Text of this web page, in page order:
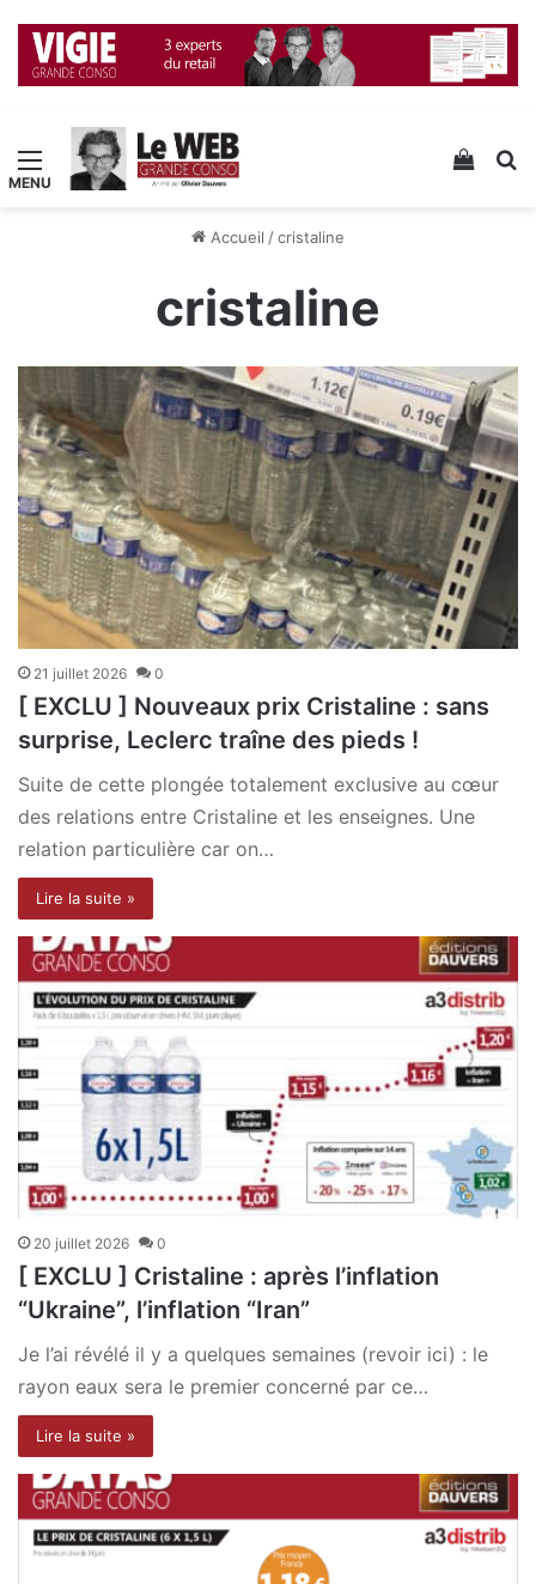
Menu Voir
Accueil /cristaline
cristaline
21 juillet 2026 0
[ EXCLU ] Nouveaux prix Cristaline : sans
surprise, Leclerc traîne des pieds !
Suite de cette plongée totalement exclusive au cœur
des relations entre Cristaline et les enseignes. Une
relation particulière car on…
Lire la suite »
20 juillet 2026 0
[ EXCLU ] Cristaline : après l’inflation
“Ukraine”, l’inflation “Iran”
Je l’ai révélé il y a quelques semaines (revoir ici) : le
rayon eaux sera le premier concerné par ce…
Lire la suite »